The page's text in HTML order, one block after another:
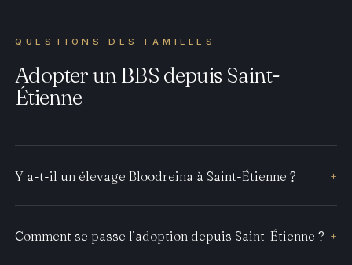
QUESTIONS DES FAMILLES
Adopter un BBS depuis Saint-
Étienne
Y a-t-il un élevage Bloodreina à Saint-Étienne ? +
Comment se passe l’adoption depuis Saint-Étienne ? +